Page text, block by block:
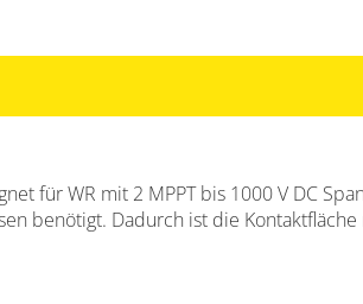
für WR mit 2 MPPT bis 1000 V DC
benötigt. Dadurch ist die